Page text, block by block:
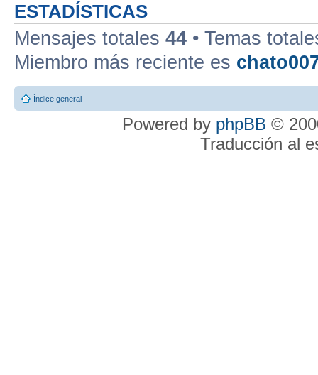
ESTADÍSTICAS
Mensajes totales 44 • Temas
Miembro más reciente es
Índice general
Powered by phpBB ©
Traducción al